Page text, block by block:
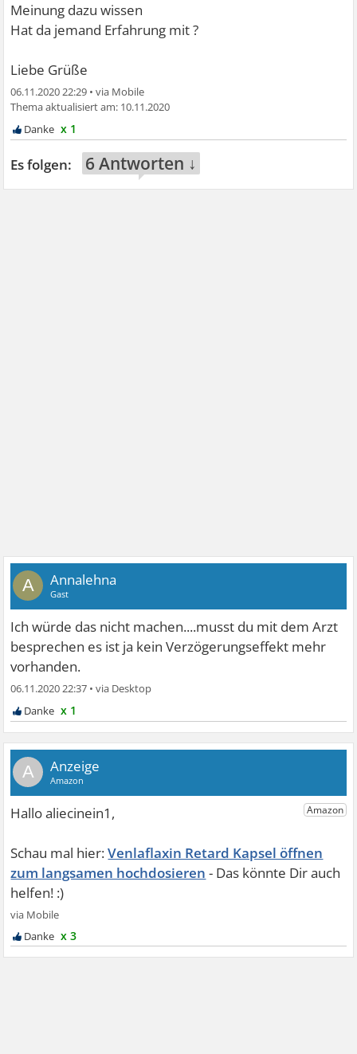
Meinung dazu wissen
Hat da jemand Erfahrung mit ?
Liebe Grüße
06.11.2020 22:29 •
10.11.2020
x 1
6 Antworten ↓
A Annalehna
Gast
Ich würde das nicht machen....musst du mit dem Arzt
besprechen es ist ja kein Verzögerungseffekt mehr
vorhanden.
06.11.2020 22:37 •
x 1
A
Venlaflaxin Retard Kapsel öffnen
zum langsamen hochdosieren
x 3